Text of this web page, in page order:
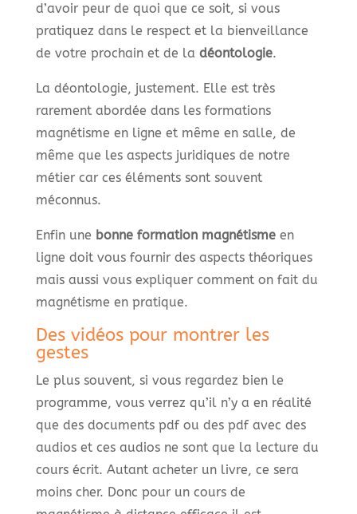
d’avoir peur de quoi que ce soit, si vous
pratiquez dans le respect et la bienveillance
de votre prochain et de la déontologie.
La déontologie, justement. Elle est très
rarement abordée dans les formations
magnétisme en ligne et même en salle, de
même que les aspects juridiques de notre
métier car ces éléments sont souvent
méconnus.
Enfin une bonne formation magnétisme en
ligne doit vous fournir des aspects théoriques
mais aussi vous expliquer comment on fait du
magnétisme en pratique.
Des vidéos pour montrer les
gestes
Le plus souvent, si vous regardez bien le
programme, vous verrez qu’il n’y a en réalité
que des documents pdf ou des pdf avec des
audios et ces audios ne sont que la lecture du
cours écrit. Autant acheter un livre, ce sera
moins cher. Donc pour un cours de